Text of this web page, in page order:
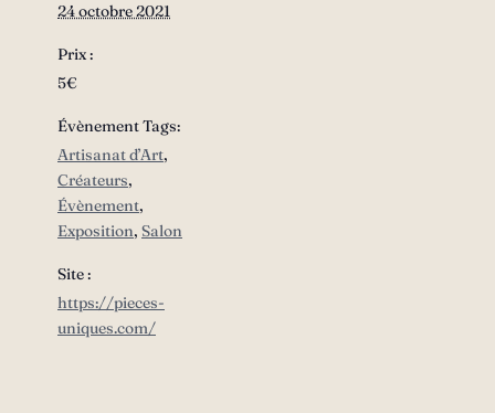
24 octobre 2021
Prix :
5€
Évènement Tags:
Artisanat d’Art,
Créateurs,
Évènement,
Exposition, Salon
Site :
https://pieces-
uniques.com/